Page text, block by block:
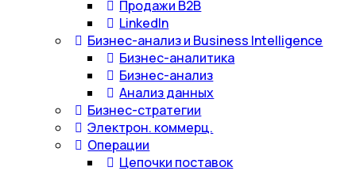
Продажи B2B
LinkedIn
Бизнес-анализ и Business Intelligence
Бизнес-аналитика
Бизнес-анализ
Анализ данных
Бизнес-стратегии
Электрон. коммерц.
Операции
Цепочки поставок